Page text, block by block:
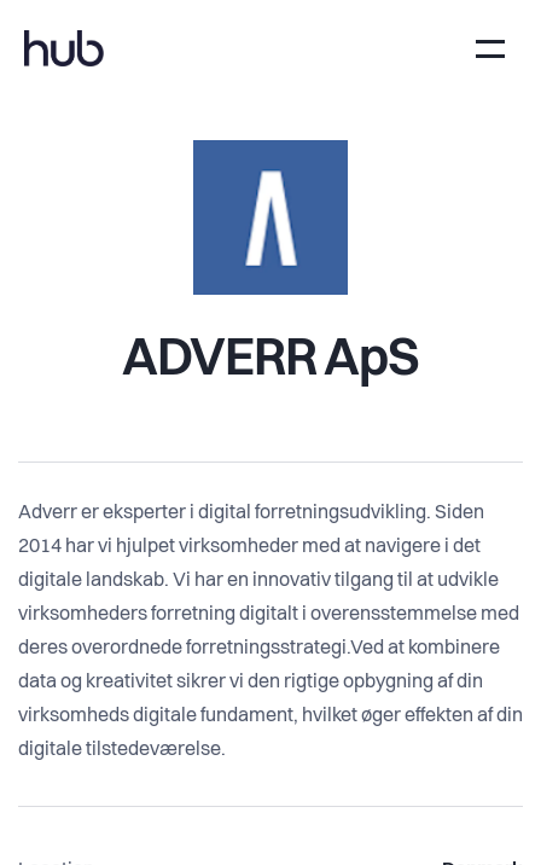
ADVERR ApS
Adverr er eksperter i digital forretningsudvikling. Siden
2014 har vi hjulpet virksomheder med at navigere i det
digitale landskab. Vi har en innovativ tilgang til at udvikle
virksomheders forretning digitalt i overensstemmelse med
deres overordnede forretningsstrategi.Ved at kombinere
data og kreativitet sikrer vi den rigtige opbygning af din
virksomheds digitale fundament, hvilket øger effekten af din
digitale tilstedeværelse.